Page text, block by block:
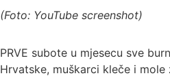
(Foto: YouTube screenshot)
PRVE subote u mjesecu sve
Hrvatske, muškarci kleče i